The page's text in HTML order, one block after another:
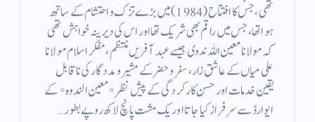
تھی، جس کا افتتاح (1984) میں بڑے تزک و احتشام کے ساتھ
ہوا تھا، جس میں راقم بھی شریک تھا اور اس کی دیرینہ خواہش تھی
کہ مولانا معین اللہ ندوی جیسے عہد آفریں منتظم، مفکر اسلام مولانا
علی میاں کے عاشق زار ، سفر و حضر کے مشیر و مددگار کی ناقابل
یقین خدمات اور حسن کارکردگی کے پیش نظر *معین الندوہ* کے
ایوارڈ سے سرفراز کیا جاتا اور یک مشت پانچ لاکھ روپے بطور…